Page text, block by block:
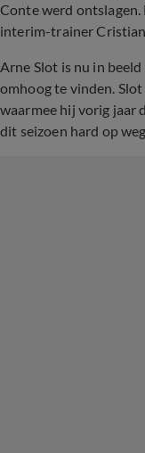
Conte werd
interim-trainer Cristian
Arne Slot is nu in
omhoog te vinden.
waarmee hij vorig jaar
dit seizoen hard op